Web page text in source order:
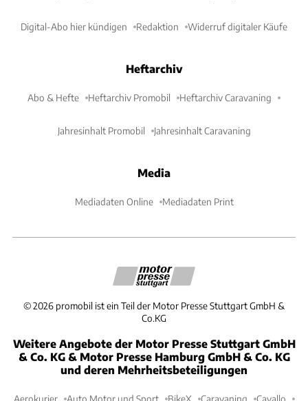
Digital-Abo hier kündigen Redaktion Widerruf digitaler Käufe
Heftarchiv
Abo & Hefte Heftarchiv Promobil Heftarchiv Caravaning
Jahresinhalt Promobil Jahresinhalt Caravaning
Media
Mediadaten Online Mediadaten Print
©2026 promobil ist ein Teil der Motor Presse Stuttgart GmbH &
Co.KG
Weitere Angebote der Motor Presse Stuttgart GmbH
& Co. KG & Motor Presse Hamburg GmbH & Co. KG
und deren Mehrheitsbeteiligungen
Aerokurier Auto Motor und Sport BikeX Caravaning Cavallo